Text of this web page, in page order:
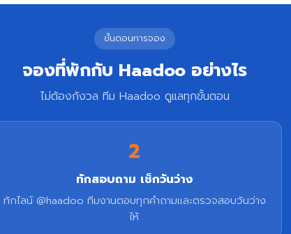
ขั้นตอนการจอง
จองที่พักกับ Haadoo อย่างไร
ไม่ต้องกังวล ทีม Haadoo ดูแลทุกขั้นตอน
2
ทักสอบถาม เช็กวันว่าง
ทักไลน์ @haadoo ทีมงานตอบทุกคำถามและตรวจสอบวันว่าง
ให้